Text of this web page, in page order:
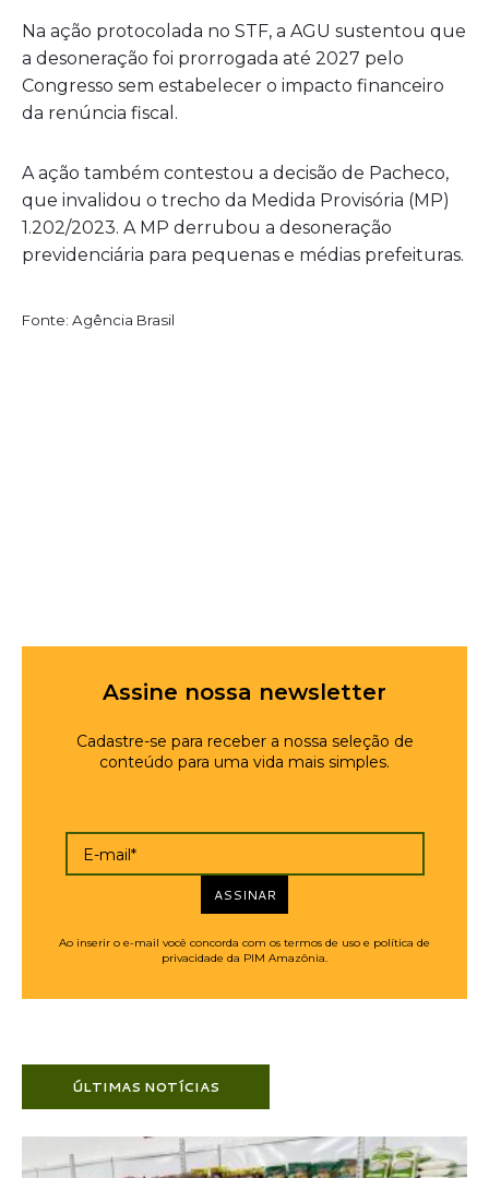
Na ação protocolada no STF, a AGU sustentou que
a desoneração foi prorrogada até 2027 pelo
Congresso sem estabelecer o impacto financeiro
da renúncia fiscal.
A ação também contestou a decisão de Pacheco,
que invalidou o trecho da Medida Provisória (MP)
1.202/2023. A MP derrubou a desoneração
previdenciária para pequenas e médias prefeituras.
Fonte: Agência Brasil
Assine nossa newsletter
Cadastre-se para receber a nossa seleção de
conteúdo para uma vida mais simples.
E-mail*
ASSINAR
Ao inserir o e-mail você concorda com os termos de uso e política de
privacidade da PIM Amazônia.
ÚLTIMAS NOTÍCIAS